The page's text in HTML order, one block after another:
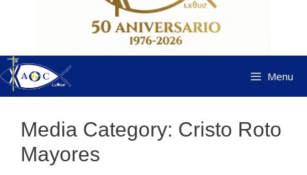
Menu
Media Category: Cristo Roto
Mayores